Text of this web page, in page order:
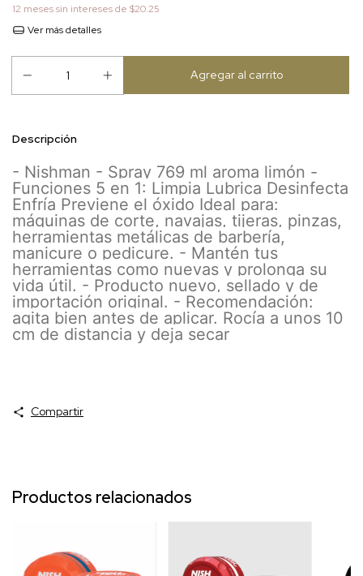
12 meses sin intereses de $20.25
Ver más detalles
Descripción
- Nishman - Spray 769 ml aroma limón -
Funciones 5 en 1: Limpia Lubrica Desinfecta
Enfría Previene el óxido Ideal para:
máquinas de corte, navajas, tijeras, pinzas,
herramientas metálicas de barbería,
manicure o pedicure. - Mantén tus
herramientas como nuevas y prolonga su
vida útil. - Producto nuevo, sellado y de
importación original. - Recomendación:
agita bien antes de aplicar. Rocía a unos 10
cm de distancia y deja secar
Compartir
Productos relacionados